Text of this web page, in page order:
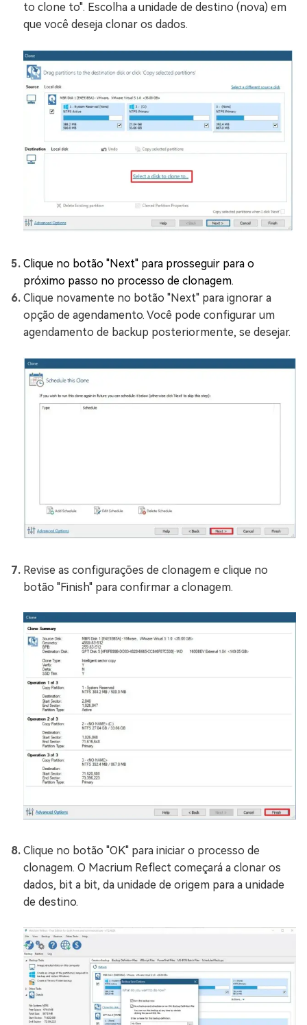
to clone to". Escolha a unidade de destino (nova) em
que você deseja clonar os dados.
Clique no botão "Next" para prosseguir para o
próximo passo no processo de clonagem.
Clique novamente no botão "Next" para ignorar a
opção de agendamento. Você pode configurar um
agendamento de backup posteriormente, se desejar.
Revise as configurações de clonagem e clique no
botão "Finish" para confirmar a clonagem.
Clique no botão "OK" para iniciar o processo de
clonagem. O Macrium Reflect começará a clonar os
dados, bit a bit, da unidade de origem para a unidade
de destino.